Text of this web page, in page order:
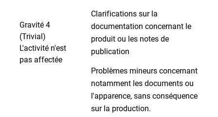
Gravité 4
(Trivial)
L'activité n'est
pas affectée
Clarifications sur la
documentation concernant le
produit ou les notes de
publication
Problèmes mineurs concernant
notamment les documents ou
l'apparence, sans conséquence
sur la production.